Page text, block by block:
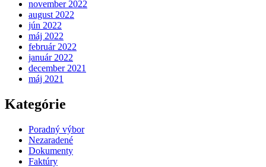
november 2022
august 2022
jún 2022
máj 2022
február 2022
január 2022
december 2021
máj 2021
Kategórie
Poradný výbor
Nezaradené
Dokumenty
Faktúry